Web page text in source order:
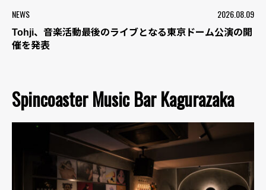
NEWS 2026.08.09
Tohji、音楽活動最後のライブとなる東京ドーム公演の開
催を発表
Spincoaster Music Bar Kagurazaka